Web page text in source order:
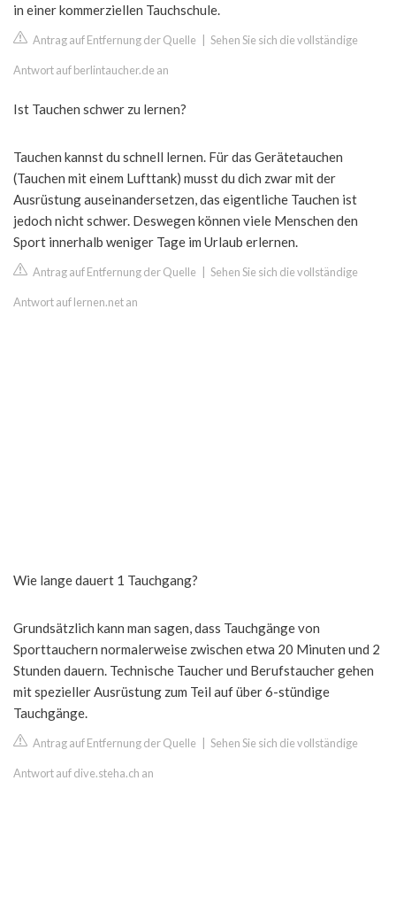
in einer kommerziellen Tauchschule.
Antrag auf Entfernung der Quelle Sehen Sie sich die vollständige
Antwort auf berlintaucher.de an
Ist Tauchen schwer zu lernen?
Tauchen kannst du schnell lernen. Für das Gerätetauchen
(Tauchen mit einem Lufttank) musst du dich zwar mit der
Ausrüstung auseinandersetzen, das eigentliche Tauchen ist
jedoch nicht schwer. Deswegen können viele Menschen den
Sport innerhalb weniger Tage im Urlaub erlernen.
Antrag auf Entfernung der Quelle Sehen Sie sich die vollständige
Antwort auf lernen.net an
Wie lange dauert 1 Tauchgang?
Grundsätzlich kann man sagen, dass Tauchgänge von
Sporttauchern normalerweise zwischen etwa 20 Minuten und 2
Stunden dauern. Technische Taucher und Berufstaucher gehen
mit spezieller Ausrüstung zum Teil auf über 6-stündige
Tauchgänge.
Antrag auf Entfernung der Quelle Sehen Sie sich die vollständige
Antwort auf dive.steha.ch an